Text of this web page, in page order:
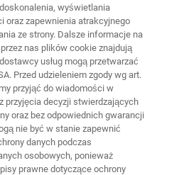
Nota prawna
Ochrona
danych
Polityka
cookie Logowanie
Deklaracja
dostępności
wyświetlania
oraz zapewnienia atrakcyjnego
ze strony. Dalsze informacje na
nas plików cookie znajdują
usług mogą przetwarzać
Przed udzieleniem zgody wg art.
przyjąć do wiadomości w
przyjęcia decyzji stwierdzających
oraz bez odpowiednich gwarancji
nie być w stanie zapewnić
danych podczas
osobowych, ponieważ
prawne dotyczące ochrony